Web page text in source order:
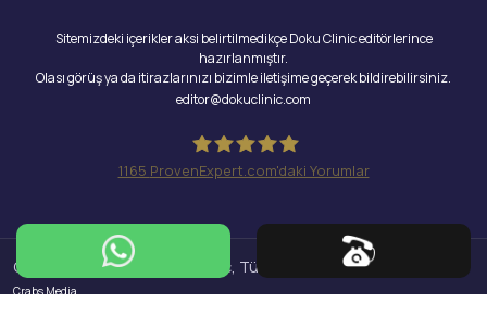
Sitemizdeki içerikler aksi belirtilmedikçe Doku Clinic editörlerince
hazırlanmıştır.
Olası görüş ya da itirazlarınızı bizimle iletişime geçerek bildirebilirsiniz.
editor@dokuclinic.com
1165 ProvenExpert.com'daki Yorumlar
Copyright © 2026 Doku Clinic, Tüm Hakları Saklıdır.
Crabs Media